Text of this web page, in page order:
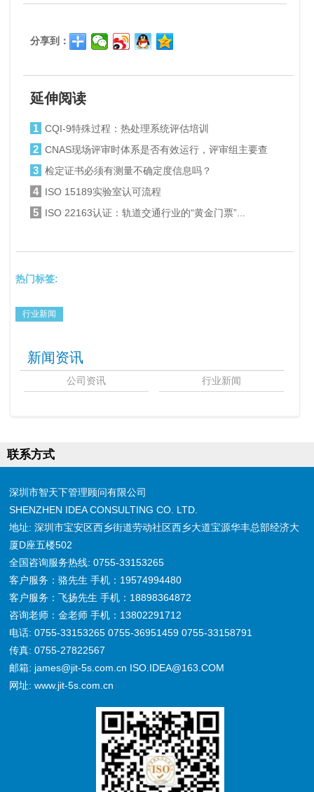
分享到：
延伸阅读
1 CQI-9特殊过程：热处理系统评估培训
2 CNAS现场评审时体系是否有效运行，评审组主要查
哪...
3 检定证书必须有测量不确定度信息吗？
4 ISO 15189实验室认可流程
5 ISO 22163认证：轨道交通行业的“黄金门票”...
热门标签:
行业新闻
新闻资讯
公司资讯 行业新闻
联系方式
深圳市智天下管理顾问有限公司
SHENZHEN IDEA CONSULTING CO. LTD.
地址: 深圳市宝安区西乡街道劳动社区西乡大道宝源华丰总部经济大
厦D座五楼502
全国咨询服务热线: 0755-33153265
客户服务：骆先生 手机：19574994480
客户服务：飞扬先生 手机：18898364872
咨询老师：金老师 手机：13802291712
电话: 0755-33153265 0755-36951459 0755-33158791
传真: 0755-27822567
邮箱: james@jit-5s.com.cn ISO.IDEA@163.COM
网址: www.jit-5s.com.cn